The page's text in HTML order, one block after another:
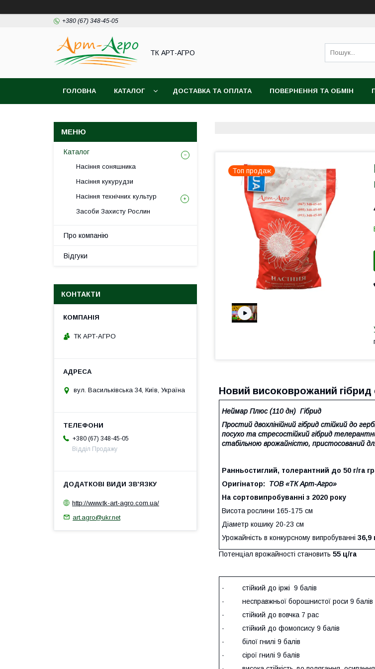
+380 (67) 348-45-05
ТК АРТ-АГРО
ГОЛОВНА КАТАЛОГ ДОСТАВКА ТА ОПЛАТА ПОВЕРНЕННЯ ТА ОБМІН
Топ продаж
Новий високоврожаний гібрид
Неймар Плюс(110 дн) Гібрид
Простий двохлінійний гібрид стійкий до
посухо та стресостійкий гібрид
стабільною врожайністю, пристосований
Ранньостиглий, толерантний до 50 г/га
Оригінатор:
ТОВ «ТК Арт-Агро»
На сортовипробуванні з 2020 року
Висота рослини 165-175 см
Діаметр кошику 20-23 см
Урожайність в конкурсному випробуванні 36,9
Потенціал врожайності становить 55 ц/га
· стійкий до іржі 9 балів
· несправжньої борошнистої роси 9 балів
· стійкий до вовчка 7 рас
· стійкий до фомопсису 9 балів
· білої гнилі 9 балів
· сірої гнилі 9 балів
Каталог
Насіння соняшника
Насіння кукурудзи
Насіння технічних культур
Засоби Захисту Рослин
Про компанію
Відгуки
КОНТАКТИ
ТК АРТ-АГРО
вул. Васильківська 34, Київ, Україна
+380 (67) 348-45-05
Відділ Продажу
http://www.tk-art-agro.com.ua/
art.agro@ukr.net